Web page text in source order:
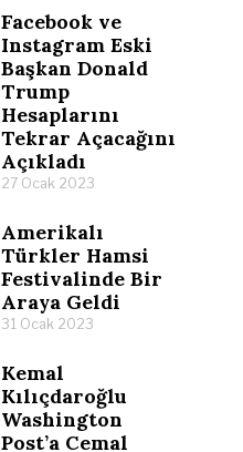
Facebook ve
Instagram Eski
Başkan Donald
Trump
Hesaplarını
Tekrar Açacağını
Açıkladı
27 Ocak 2023
Amerikalı
Türkler Hamsi
Festivalinde Bir
Araya Geldi
31 Ocak 2023
Kemal
Kılıçdaroğlu
Washington
Post’a Cemal